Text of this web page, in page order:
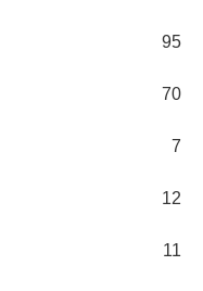
95
70
7
12
11